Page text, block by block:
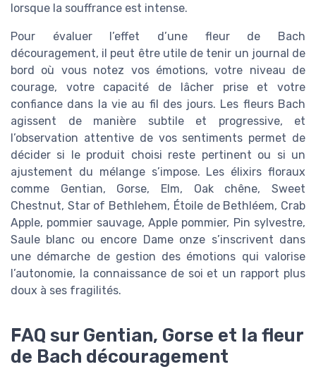
lorsque la souffrance est intense.
Pour évaluer l’effet d’une fleur de Bach
découragement, il peut être utile de tenir un journal de
bord où vous notez vos émotions, votre niveau de
courage, votre capacité de lâcher prise et votre
confiance dans la vie au fil des jours. Les fleurs Bach
agissent de manière subtile et progressive, et
l’observation attentive de vos sentiments permet de
décider si le produit choisi reste pertinent ou si un
ajustement du mélange s’impose. Les élixirs floraux
comme Gentian, Gorse, Elm, Oak chêne, Sweet
Chestnut, Star of Bethlehem, Étoile de Bethléem, Crab
Apple, pommier sauvage, Apple pommier, Pin sylvestre,
Saule blanc ou encore Dame onze s’inscrivent dans
une démarche de gestion des émotions qui valorise
l’autonomie, la connaissance de soi et un rapport plus
doux à ses fragilités.
FAQ sur Gentian, Gorse et la fleur
de Bach découragement